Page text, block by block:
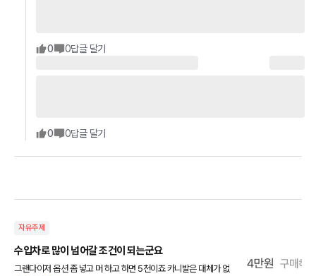
0 0답글 달기
0 0답글 달기
자유주제
수입차로 많이 넘어갈 조건이 되는군요
그랜다이저 옵션 좀 넣고 머 하고 하면 5천이죠 카니발은 대체가 없